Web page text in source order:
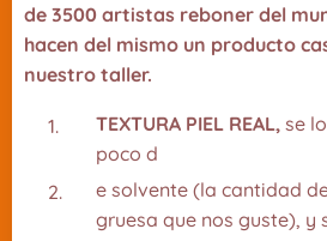
Usada como
de 3500 artistas reboner del
hacen del mismo un producto
nuestro taller.
TEXTURA PIEL REAL, se
poco d
e solvente (la cantidad
gruesa que nos guste), y